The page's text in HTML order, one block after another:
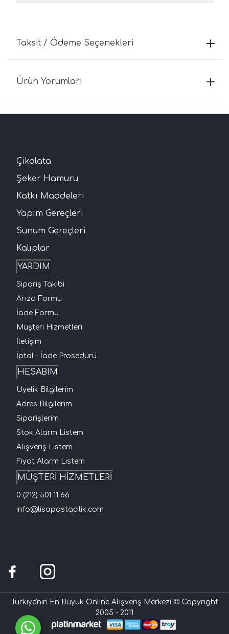
Taksit / Ödeme Seçenekleri
Ürün Yorumları
Çikolata
Şeker Hamuru
Katkı Maddeleri
Yapım Gereçleri
Sunum Gereçleri
Kalıplar
YARDIM
Sipariş Takibi
Arıza Formu
İade Formu
Müşteri Hizmetleri
İletişim
İptal - İade Prosedürü
HESABIM
Üyelik Bilgilerim
Adres Bilgilerim
Siparişlerim
Stok Alarm Listem
Alışveriş Listem
Fiyat Alarm Listem
MÜŞTERİ HİZMETLERİ
0 (212) 501 11 66
info@lisapastacilik.com
Türkiye'nin En Büyük Online Alışveriş Merkezi © Copyright
2005 - 2011